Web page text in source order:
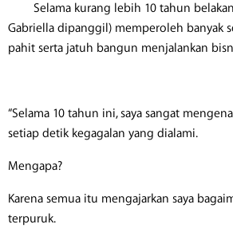
Selama kurang lebih 10 tahun
Gabriella dipanggil) memperoleh banyak
pahit serta jatuh bangun menjalankan
​“Selama 10 tahun ini, saya sangat
setiap detik kegagalan yang dialami.
Mengapa?
Karena semua itu mengajarkan saya
terpuruk.